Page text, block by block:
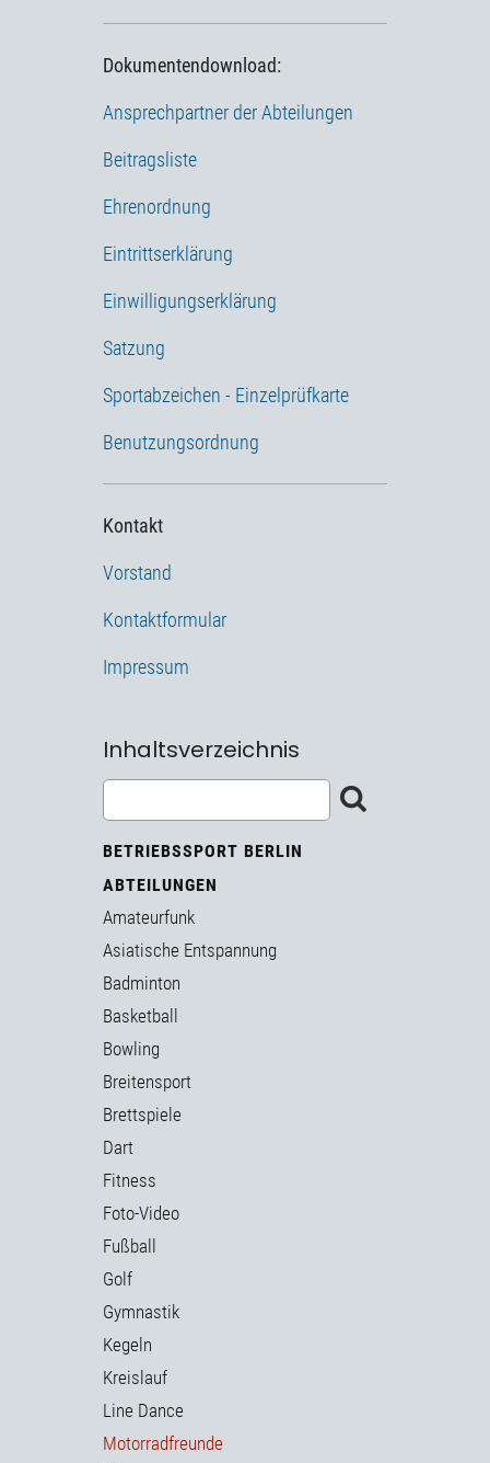
Dokumentendownload:
Ansprechpartner der Abteilungen
Beitragsliste
Ehrenordnung
Eintrittserklärung
Einwilligungserklärung
Satzung
Sportabzeichen - Einzelprüfkarte
Benutzungsordnung
Kontakt
Vorstand
Kontaktformular
Impressum
Inhaltsverzeichnis
BETRIEBSSPORT BERLIN
ABTEILUNGEN
Amateurfunk
Asiatische Entspannung
Badminton
Basketball
Bowling
Breitensport
Brettspiele
Dart
Fitness
Foto-Video
Fußball
Golf
Gymnastik
Kegeln
Kreislauf
Line Dance
Motorradfreunde